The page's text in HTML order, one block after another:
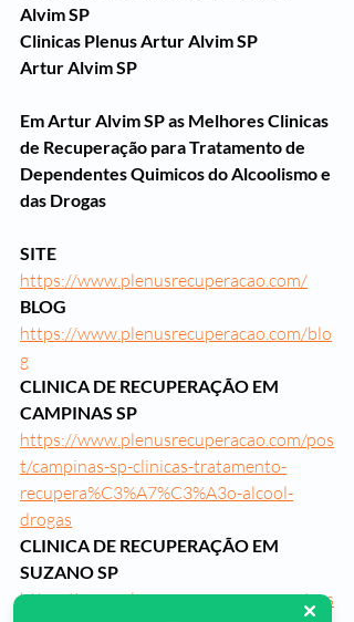
Alvim SP
Clinicas Plenus Artur Alvim SP
Artur Alvim SP
Em Artur Alvim SP as Melhores Clinicas
de Recuperação para Tratamento de
Dependentes Quimicos do Alcoolismo e
das Drogas
SITE
https://www.plenusrecuperacao.com/
BLOG
https://www.plenusrecuperacao.com/blo
g
CLINICA DE RECUPERAÇÃO EM
CAMPINAS SP
https://www.plenusrecuperacao.com/pos
t/campinas-sp-clinicas-tratamento-
recupera%C3%A7%C3%A3o-alcool-
drogas
CLINICA DE RECUPERAÇÃO EM
SUZANO SP
https://www.plenusrecuperacao.com/pos